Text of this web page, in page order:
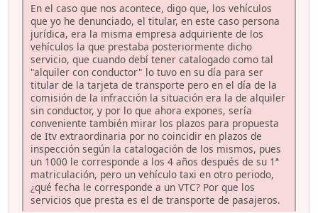
En el caso que nos acontece, digo que, los vehículos
que yo he denunciado, el titular, en este caso persona
jurídica, era la misma empresa adquiriente de los
vehículos la que prestaba posteriormente dicho
servicio, que cuando debí tener catalogado como tal
"alquiler con conductor" lo tuvo en su día para ser
titular de la tarjeta de transporte pero en el día de la
comisión de la infracción la situación era la de alquiler
sin conductor, y por lo que ahora expones, sería
conveniente también mirar los plazos para propuesta
de Itv extraordinaria por no coincidir en plazos de
inspección según la catalogación de los mismos, pues
un 1000 le corresponde a los 4 años después de su 1ª
matriculación, pero un vehículo taxi en otro periodo,
¿qué fecha le corresponde a un VTC? Por que los
servicios que presta es el de transporte de pasajeros.